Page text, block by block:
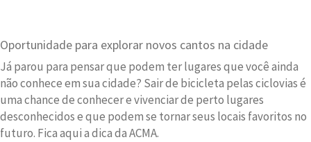
Oportunidade para explorar novos cantos na cidade
Já parou para pensar que podem ter lugares que você ainda
não conhece em sua cidade? Sair de bicicleta pelas ciclovias é
uma chance de conhecer e vivenciar de perto lugares
desconhecidos e que podem se tornar seus locais favoritos no
futuro. Fica aqui a dica da ACMA.